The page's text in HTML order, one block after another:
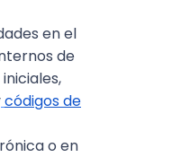
en el
de
códigos de
o en